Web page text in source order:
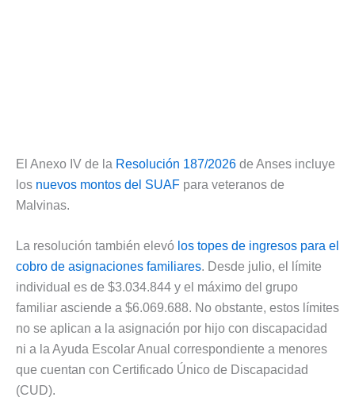
El Anexo IV de la Resolución 187/2026 de Anses incluye
los nuevos montos del SUAF para veteranos de
Malvinas.
La resolución también elevó los topes de ingresos para el
cobro de asignaciones familiares. Desde julio, el límite
individual es de $3.034.844 y el máximo del grupo
familiar asciende a $6.069.688. No obstante, estos límites
no se aplican a la asignación por hijo con discapacidad
ni a la Ayuda Escolar Anual correspondiente a menores
que cuentan con Certificado Único de Discapacidad
(CUD).